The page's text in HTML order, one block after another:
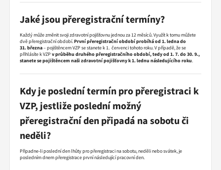
Jaké jsou přeregistrační termíny?
Každý může změnit svoji zdravotní pojišťovnu jednou za 12 měsíců. Využít k tomu můžete
dvě přeregistrační období.První přeregistrační období probíhá od 1. ledna do
31. března– pojištěncem VZP se stanete k 1. červenci tohoto roku. V případě, že se
přihlásíte k VZPv průběhu druhého přeregistračního období, tedy od 1. 7. do 30. 9.,
stanete se pojištěncem naši zdravotní pojišťovny k 1. lednu následujícího roku.
Kdy je poslední termín pro přeregistraci k
VZP, jestliže poslední možný
přeregistrační den připadá na sobotu či
neděli?
Připadne-li poslední den lhůty pro přeregistraci na sobotu, neděli nebo svátek, je
posledním dnem přeregistrace první následující pracovní den.